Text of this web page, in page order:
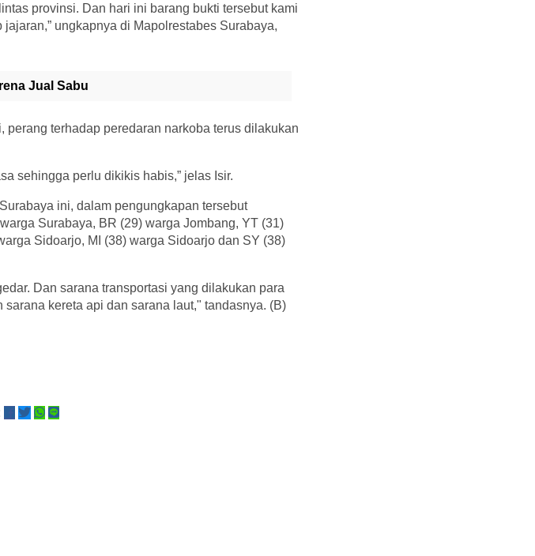
provinsi. Dan hari ini barang bukti tersebut kami
ungkapnya di Mapolrestabes Surabaya,
Jual Sabu
terhadap peredaran narkoba terus dilakukan
sehingga perlu dikikis habis,” jelas Isir.
ini, dalam pengungkapan tersebut
Surabaya, BR (29) warga Jombang, YT (31)
Sidoarjo, MI (38) warga Sidoarjo dan SY (38)
Dan sarana transportasi yang dilakukan para
kereta api dan sarana laut," tandasnya. (B)